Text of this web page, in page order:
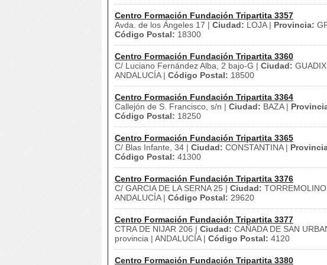
Centro Formación Fundación Tripartita 3357
Avda. de los Ángeles 17 | Ciudad: LOJA | Provincia:
Código Postal: 18300
Centro Formación Fundación Tripartita 3360
C/ Luciano Fernández Alba, 2 bajo-G | Ciudad:
ANDALUCÍA | Código Postal: 18500
Centro Formación Fundación Tripartita 3364
Callejón de S. Francisco, s/n | Ciudad: BAZA |
Código Postal: 18250
Centro Formación Fundación Tripartita 3365
C/ Blas Infante, 34 | Ciudad: CONSTANTINA |
Código Postal: 41300
Centro Formación Fundación Tripartita 3376
C/ GARCIA DE LA SERNA 25 | Ciudad:
ANDALUCÍA | Código Postal: 29620
Centro Formación Fundación Tripartita 3377
CTRA DE NIJAR 206 | Ciudad: CAÑADA DE SAN
provincia | ANDALUCÍA | Código Postal: 4120
Centro Formación Fundación Tripartita 3380